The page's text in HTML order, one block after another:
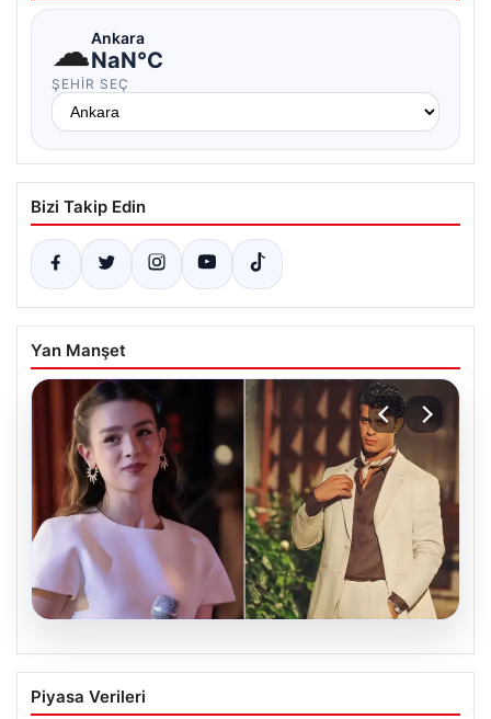
☁Ankara
NaN°C
ŞEHIR SEÇ
Bizi Takip Edin
Yan Manşet
05.08.2026
‘Yeraltı’ dizisinde şok olay! Babası suç
duyurusunda bulundu: ‘Kızımla reşit
Piyasa Verileri